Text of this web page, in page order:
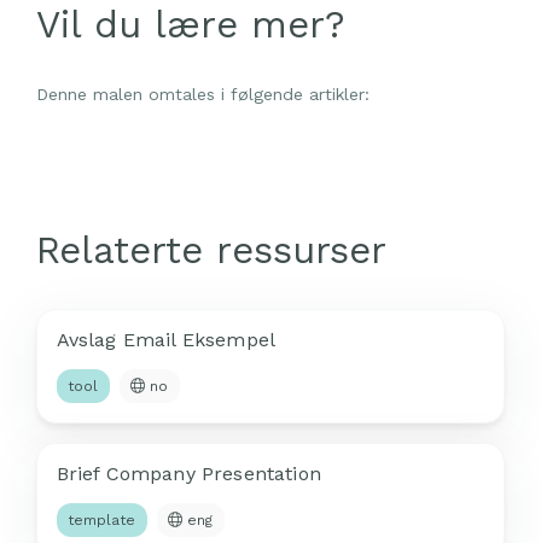
Vil du lære mer?
Denne malen omtales i følgende artikler:
Relaterte ressurser
Avslag Email Eksempel
tool no
Brief Company Presentation
template eng